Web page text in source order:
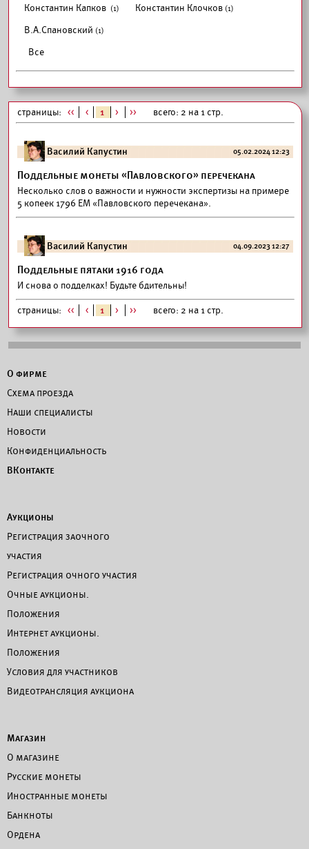
Константин Капков (1) Константин Клочков (1)
В.А.Спановский (1)
Все
страницы: << < 1 > >> всего: 2 на 1 стр.
Василий Капустин 05.02.2024 12:23
Поддельные монеты «Павловского» перечекана
Несколько слов о важности и нужности экспертизы на примере
5 копеек 1796 ЕМ «Павловского перечекана».
Василий Капустин 04.09.2023 12:27
Поддельные пятаки 1916 года
И снова о подделках! Будьте бдительны!
страницы: << < 1 > >> всего: 2 на 1 стр.
О фирме
Схема проезда
Наши специалисты
Новости
Конфиденциальность
ВКонтакте
Аукционы
Регистрация заочного
участия
Регистрация очного участия
Очные аукционы.
Положения
Интернет аукционы.
Положения
Условия для участников
Видеотрансляция аукциона
Магазин
О магазине
Русские монеты
Иностранные монеты
Банкноты
Ордена